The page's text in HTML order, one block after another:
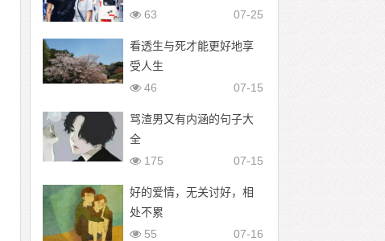
告白打动人心
07-25
63
看透生与死才能更好地享
受人生
07-15
46
骂渣男又有内涵的句子大
全
07-15
175
好的爱情，无关讨好，相
处不累
07-16
55